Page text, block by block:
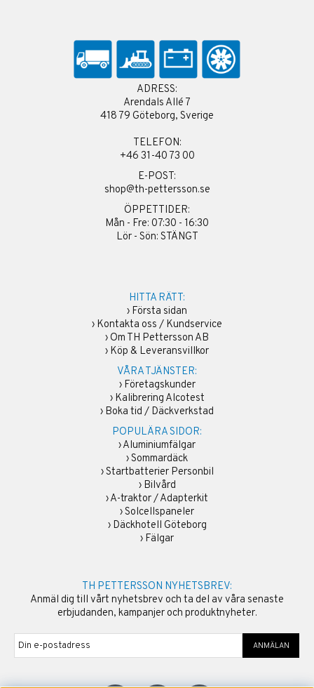
ADRESS:
Arendals Allé 7
418 79 Göteborg, Sverige
TELEFON:
+46 31-40 73 00
E-POST:
shop@th-pettersson.se
ÖPPETTIDER:
Mån - Fre: 07:30 - 16:30
Lör - Sön: STÄNGT
HITTA RÄTT:
› Första sidan
› Kontakta oss / Kundservice
› Om TH Pettersson AB
› Köp & Leveransvillkor
VÅRA TJÄNSTER:
› Företagskunder
› Kalibrering Alcotest
› Boka tid / Däckverkstad
POPULÄRA SIDOR:
›Aluminiumfälgar
›Sommardäck
›Startbatterier Personbil
› Bilvård
›A-traktor / Adapterkit
›Solcellspaneler
› Däckhotell Göteborg
› Fälgar
TH PETTERSSON NYHETSBREV:
Anmäl dig till vårt nyhetsbrev och ta del av våra senaste
erbjudanden, kampanjer och produktnyheter.
ANMÄLAN